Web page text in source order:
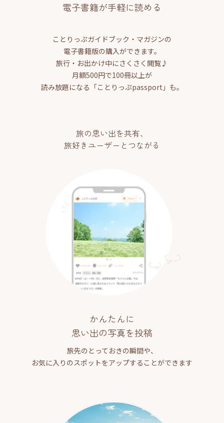
電子書籍が手軽に読める
ことりっぷガイドブック・マガジンの
電子書籍版の購入ができます。
旅行・お出かけ中にさくさく閲覧♪
月額500円で100冊以上が
読み放題になる「ことりっぷpassport」も。
旅の思い出を共有、
旅好きユーザーとつながる
かんたんに
思い出の写真を投稿
旅先のとっておきの瞬間や、
お気に入りのスポットをアップすることができます